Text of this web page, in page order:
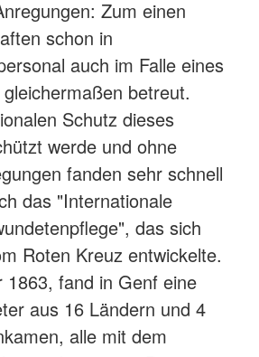
Zum einen
schon in
auch im Falle eines
betreut.
Schutz dieses
werde und ohne
fanden sehr schnell
das "Internationale
das sich
Roten Kreuz entwickelte.
fand in Genf eine
aus 16 Ländern und 4
alle mit dem